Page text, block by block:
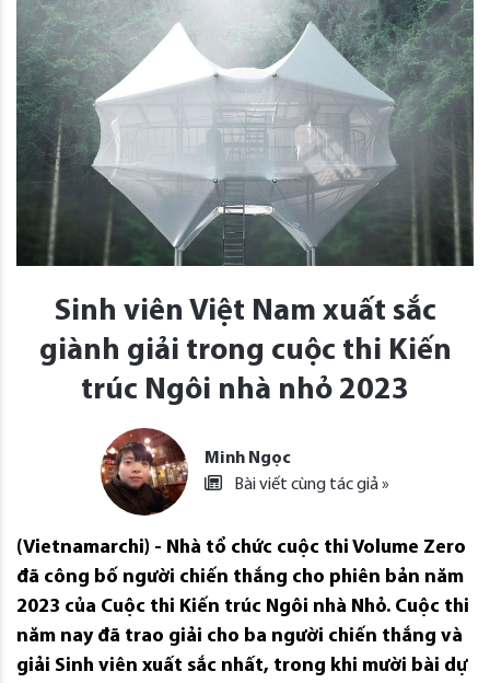
Sinh viên Việt Nam xuất sắc
giành giải trong cuộc thi Kiến
trúc Ngôi nhà nhỏ 2023
Minh Ngọc
Bài viết cùng tác giả »
(Vietnamarchi) - Nhà tổ chức cuộc thi Volume Zero
đã công bố người chiến thắng cho phiên bản năm
2023 của Cuộc thi Kiến trúc Ngôi nhà Nhỏ. Cuộc thi
năm nay đã trao giải cho ba người chiến thắng và
giải Sinh viên xuất sắc nhất, trong khi mười bài dự